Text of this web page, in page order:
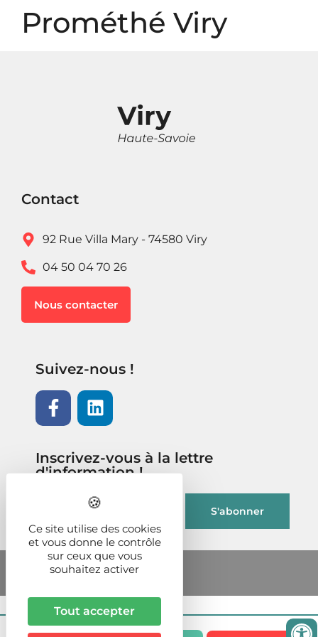
Prométhé Viry
Contact
92 Rue Villa Mary - 74580 Viry
04 50 04 70 26
Nous contacter
Suivez-nous !
Inscrivez-vous à la lettre
d'information !
Panneau de gestion des cookies
Ce site utilise des cookies
et vous donne le contrôle
sur ceux que vous
souhaitez activer
Tout accepter